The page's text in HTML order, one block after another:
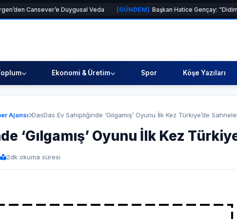
Duygusal Veda [GÜNDEM] Başkan Hatice Gençay: "Didim'in Minik
Ekonomi & Üretim Spor Köşe Yazıları
Ajansı DasDas Ev Sahipliğinde ‘Gılgamış’ Oyunu İlk Kez Türkiye’de
‘Gılgamış’ Oyunu İlk Kez
2dk okuma süresi